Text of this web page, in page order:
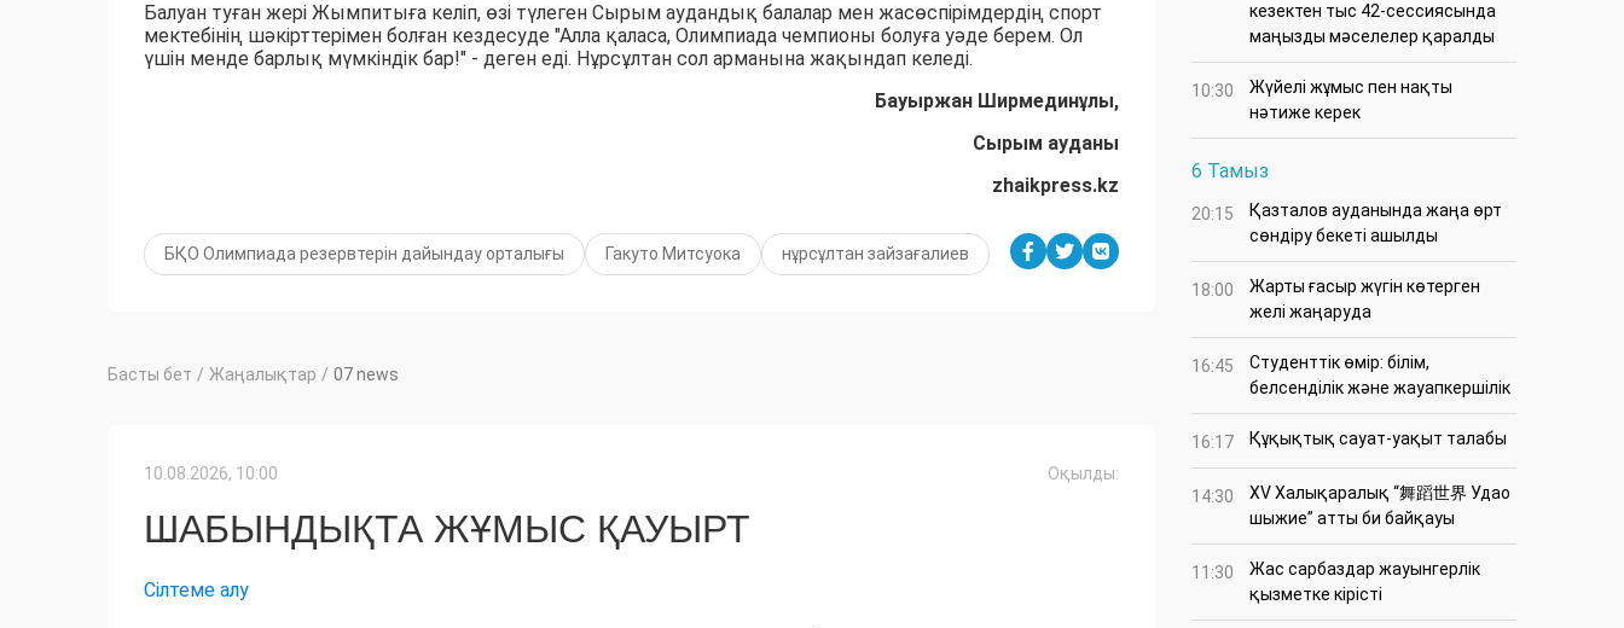
Балуан туған жері Жымпитыға келіп, өзі түлеген Сырым аудандық балалар мен жасөспірімдердің спорт
мектебінің шәкірттерімен болған кездесуде "Алла қаласа, Олимпиада чемпионы болуға уәде берем. Ол
үшін менде барлық мүмкіндік бар!" - деген еді. Нұрсұлтан сол арманына жақындап келеді.
Бауыржан Ширмединұлы,
Сырым ауданы
zhaikpress.kz
БҚО Олимпиада резервтерін дайындау орталығы Гакуто Митсуока нұрсұлтан зайзағалиев
Басты бет / Жаңалықтар / 07 news
10.08.2026, 10:00 Оқылды:
ШАБЫНДЫҚТА ЖҰМЫС ҚАУЫРТ
Сілтеме алу
кезектен тыс 42-сессиясында
маңызды мәселелер қаралды
10:30
Жүйелі жұмыс пен нақты
нәтиже керек
6 Тамыз
20:15
Қазталов ауданында жаңа өрт
сөндіру бекеті ашылды
18:00
Жарты ғасыр жүгін көтерген
желі жаңаруда
16:45
Студенттік өмір: білім,
белсенділік және жауапкершілік
16:17 Құқықтық сауат-уақыт талабы
14:30
XV Халықаралық “舞蹈世界 Удао
шыжие” атты би байқауы
11:30
Жас сарбаздар жауынгерлік
қызметке кірісті